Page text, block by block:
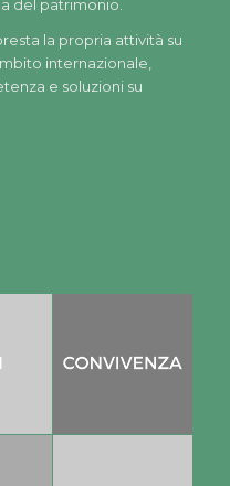
del patrimonio.
la propria attività su
internazionale,
e soluzioni su